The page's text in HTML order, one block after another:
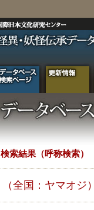
検索結果（呼称検索）
（全国：ヤマオジ）